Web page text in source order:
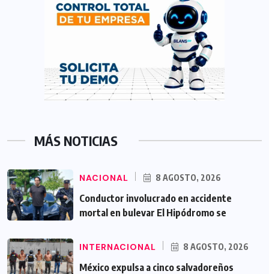
MÁS NOTICIAS
NACIONAL 8 AGOSTO, 2026
Conductor involucrado en accidente
mortal en bulevar El Hipódromo se
INTERNACIONAL 8 AGOSTO, 2026
México expulsa a cinco salvadoreños